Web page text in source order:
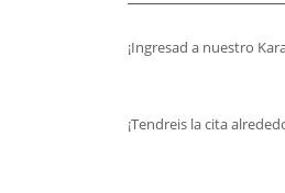
¡Ingresad a nuestro
¡Tendreis la cita